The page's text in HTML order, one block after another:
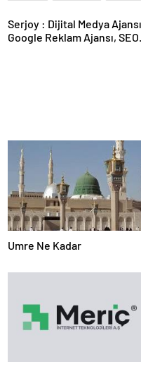
Serjoy : Dijital Medya Ajansı,
Google Reklam Ajansı, SEO
Umre Ne Kadar